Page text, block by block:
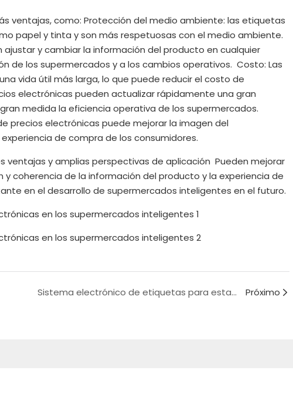
ventajas, como: Protección del medio ambiente: las etiquetas
papel y tinta y son más respetuosas con el medio ambiente.
y cambiar la información del producto en cualquier
los supermercados y a los cambios operativos. Costo: Las
vida útil más larga, lo que puede reducir el costo de
electrónicas pueden actualizar rápidamente una gran
medida la eficiencia operativa de los supermercados.
precios electrónicas puede mejorar la imagen del
de compra de los consumidores.
y amplias perspectivas de aplicación Pueden mejorar
coherencia de la información del producto y la experiencia de
en el desarrollo de supermercados inteligentes en el futuro.
Sistema electrónico de etiquetas para estanterías: una nueva tendencia para soluciones minoristas inteligentes Próximo